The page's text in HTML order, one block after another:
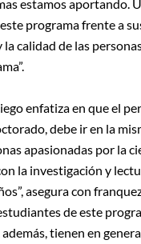
estamos aportando.
programa frente a
calidad de las
enfatiza en que el
debe ir en la
apasionadas por la
la investigación y
asegura con
de este
tienen en